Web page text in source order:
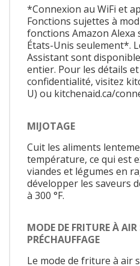
*Connexion au WiFi et
Fonctions sujettes à
fonctions Amazon
États-Unis seulement*.
Assistant sont
entier. Pour les détails et
confidentialité, visitez
U) ou kitchenaid.ca/
MIJOTAGE
Cuit les aliments
température, ce qui est
viandes et légumes en
développer les saveurs
à 300 °F.
MODE DE FRITURE À
PRÉCHAUFFAGE
Le mode de friture à air